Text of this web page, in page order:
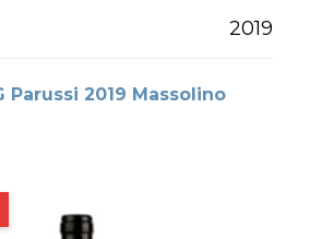
2019
Parussi 2019 Massolino